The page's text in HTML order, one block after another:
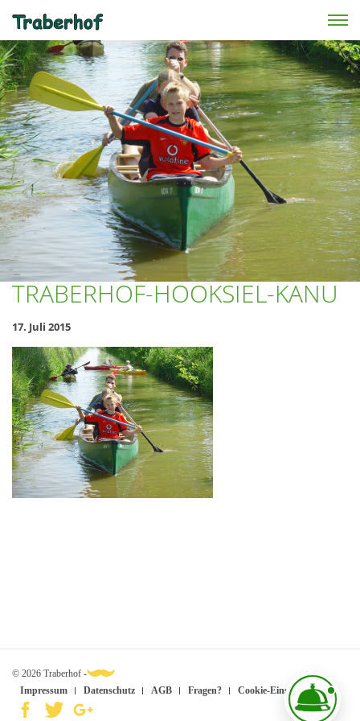
Skip to main content
TRABERHOF-HOOKSIEL-KANU
17. Juli 2015
© 2026 Traberhof -
Impressum
Datenschutz AGB Fragen? Cookie-Einstellungen